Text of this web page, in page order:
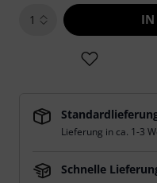
1 IN
Lieferung in ca. 1-3
Schnelle